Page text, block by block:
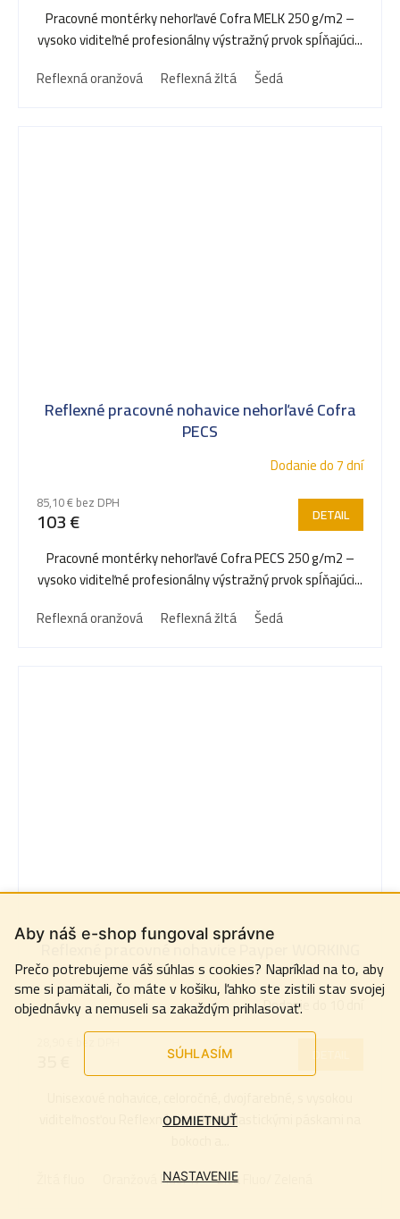
Aby náš e-shop fungoval správne
Prečo potrebujeme váš súhlas s cookies? Napríklad na to, aby
sme si pamätali, čo máte v košiku, ľahko ste zistili stav svojej
objednávky a nemuseli sa zakaždým prihlasovať.
SÚHLASÍM
NASTAVENIE
ODMIETNUŤ
Pracovné montérky nehorľavé Cofra MELK 250 g/m2 –
vysoko viditeľné profesionálny výstražný prvok spĺňajúci...
Reflexná oranžová
Reflexná žltá Šedá
Reflexné pracovné nohavice nehorľavé Cofra
PECS
Dodanie do 7 dní
85,10 € bez DPH
103 € DETAIL
Pracovné montérky nehorľavé Cofra PECS 250 g/m2 –
vysoko viditeľné profesionálny výstražný prvok spĺňajúci...
Reflexná oranžová
Reflexná žltá Šedá
Reflexné pracovné nohavice Payper WORKING
Dodanie do 10 dní
28,90 € bez DPH
viditeľnosťou Reflexnými pruhmi Elastickými páskami na
Oranžová Fluo/ N Žltá Fluo/ Zelená